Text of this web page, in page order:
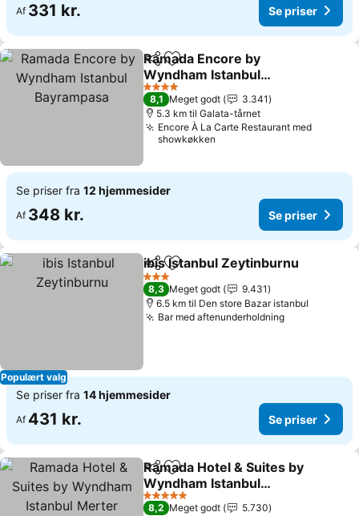
Af 331 kr. Se priser
Del Føj til favoritter
Ramada Encore by
Wyndham Istanbul
Bayrampasa
4 Stjerner
8,1 Meget godt
3.341
5.3 km til Galata-tårnet
Encore À La Carte Restaurant med
showkøkken
Se priser fra 12 hjemmesider
Af 348 kr. Se priser
Populært valg
Del Føj til favoritter
ibis Istanbul Zeytinburnu
3 Stjerner
8,3 Meget godt
9.431
6.5 km til Den store Bazar istanbul
Bar med aftenunderholdning
Se priser fra 14 hjemmesider
Af 431 kr. Se priser
Del Føj til favoritter
Ramada Hotel & Suites by
Wyndham Istanbul
Merter
5 Stjerner
8,2 Meget godt 5.730